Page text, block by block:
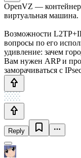
OpenVZ —
виртуальная машина.
Возможности
вопросы по его
удивление: зачем
Вам нужен ARP и
заморачиваться с
Reply